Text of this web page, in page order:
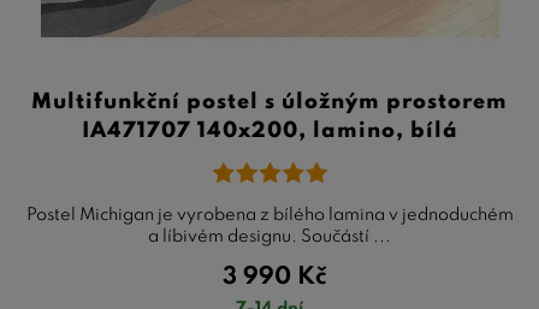
Multifunkční postel s úložným prostorem
IA471707 140x200, lamino, bílá
Postel Michigan je vyrobena z bílého lamina v jednoduchém
a líbivém designu. Součástí ...
3 990 Kč